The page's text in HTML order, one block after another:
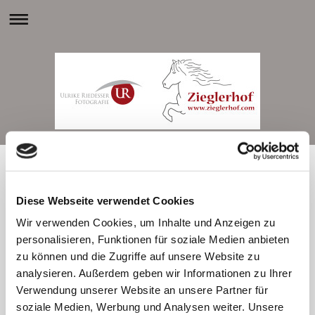
Diese Webseite verwendet Cookies
Wir verwenden Cookies, um Inhalte und Anzeigen zu
personalisieren, Funktionen für soziale Medien anbieten
zu können und die Zugriffe auf unsere Website zu
analysieren. Außerdem geben wir Informationen zu Ihrer
Verwendung unserer Website an unsere Partner für
soziale Medien, Werbung und Analysen weiter. Unsere
Leistungen
Einige unserer Leistungen auf einen Blick:
Reitunterricht